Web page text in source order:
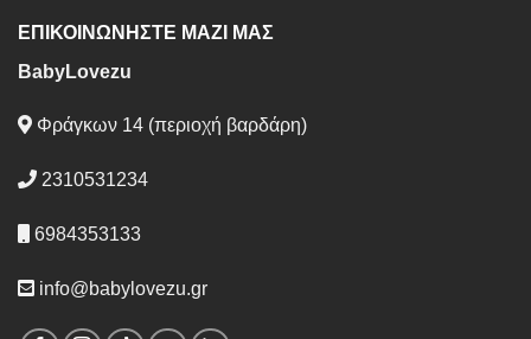
ΕΠΙΚΟΙΝΩΝΗΣΤΕ ΜΑΖΙ ΜΑΣ
BabyLovezu
Φράγκων 14 (περιοχή βαρδάρη)
2310531234
6984353133
info@babylovezu.gr